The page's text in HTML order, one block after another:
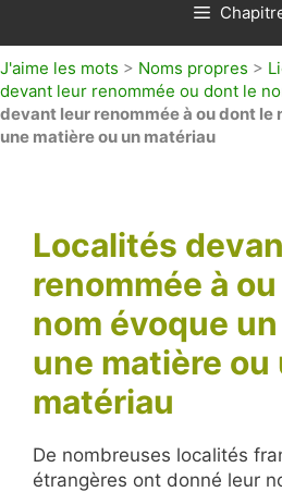
J'aime les mots > Noms propres >
devant leur renommée ou dont le
devant leur renommée à ou dont le
une matière ou un matériau
Localités
renommée à
nom évoque
une matière ou
matériau
De nombreuses localités
étrangères ont donné leur